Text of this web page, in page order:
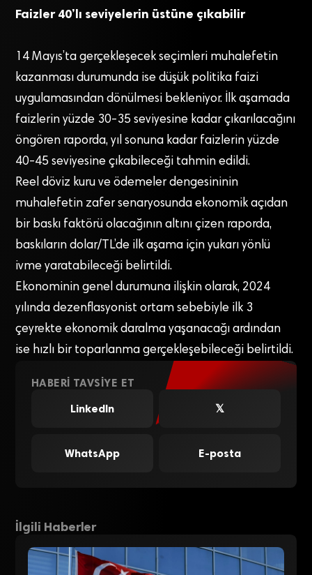
Faizler 40’lı seviyelerin üstüne çıkabilir
14 Mayıs’ta gerçekleşecek seçimleri muhalefetin
kazanması durumunda ise düşük politika faizi
uygulamasından dönülmesi bekleniyor. İlk aşamada
faizlerin yüzde 30-35 seviyesine kadar çıkarılacağını
öngören raporda, yıl sonuna kadar faizlerin yüzde
40-45 seviyesine çıkabileceği tahmin edildi.
Reel döviz kuru ve ödemeler dengesininin
muhalefetin zafer senaryosunda ekonomik açıdan
bir baskı faktörü olacağının altını çizen raporda,
baskıların dolar/TL’de ilk aşama için yukarı yönlü
ivme yaratabileceği belirtildi.
Ekonominin genel durumuna ilişkin olarak, 2024
yılında dezenflasyonist ortam sebebiyle ilk 3
çeyrekte ekonomik daralma yaşanacağı ardından
ise hızlı bir toparlanma gerçekleşebileceği belirtildi.
HABERI TAVSIYE ET
LinkedIn
𝕏
WhatsApp E-posta
İlgili Haberler